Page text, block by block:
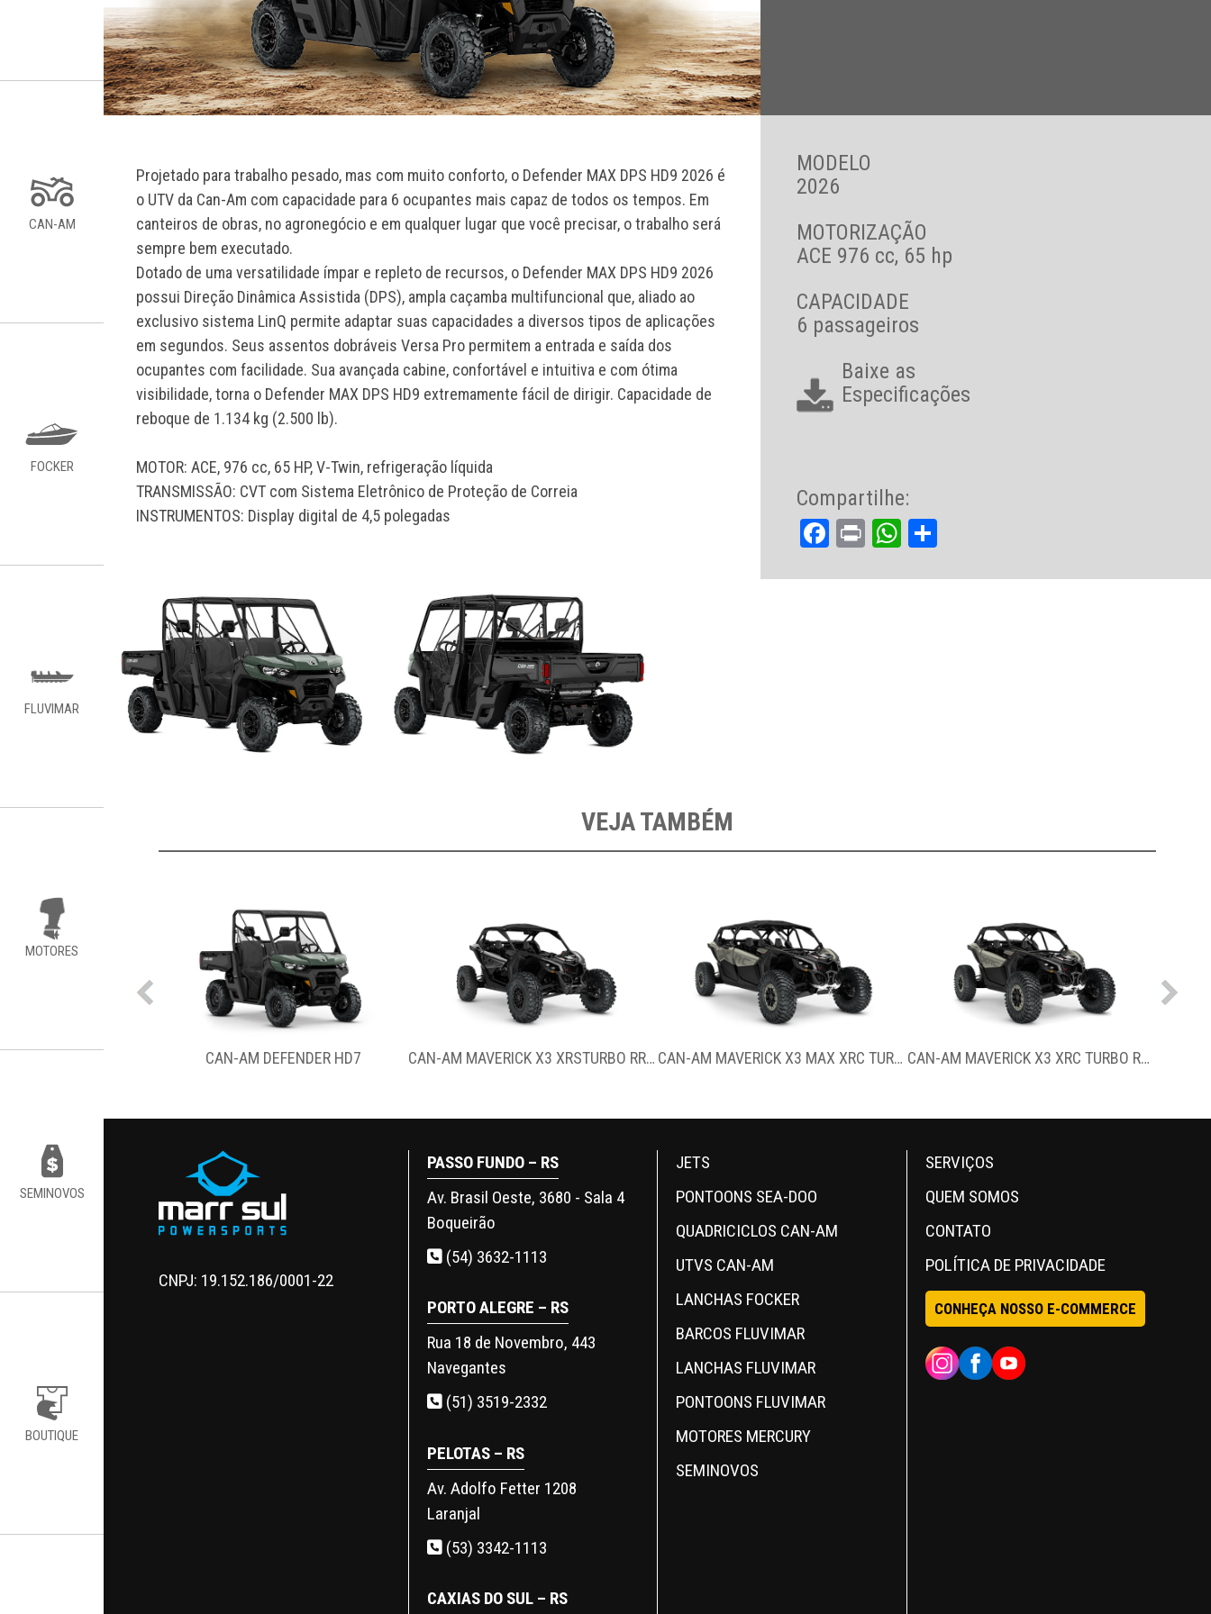
CAN-AM
FOCKER
FLUVIMAR
MOTORES
SEMINOVOS
BOUTIQUE
Projetado para trabalho pesado, mas com muito conforto, o Defender MAX DPS HD9 2026 é
o UTV da Can-Am com capacidade para 6 ocupantes mais capaz de todos os tempos. Em
canteiros de obras, no agronegócio e em qualquer lugar que você precisar, o trabalho será
sempre bem executado.
Dotado de uma versatilidade ímpar e repleto de recursos, o Defender MAX DPS HD9 2026
possui Direção Dinâmica Assistida (DPS), ampla caçamba multifuncional que, aliado ao
exclusivo sistema LinQ permite adaptar suas capacidades a diversos tipos de aplicações
em segundos. Seus assentos dobráveis Versa Pro permitem a entrada e saída dos
ocupantes com facilidade. Sua avançada cabine, confortável e intuitiva e com ótima
visibilidade, torna o Defender MAX DPS HD9 extremamente fácil de dirigir. Capacidade de
reboque de 1.134 kg (2.500 lb).
MOTOR: ACE, 976 cc, 65 HP, V-Twin, refrigeração líquida
TRANSMISSÃO: CVT com Sistema Eletrônico de Proteção de Correia
INSTRUMENTOS: Display digital de 4,5 polegadas
MODELO
2026
MOTORIZAÇÃO
ACE 976 cc, 65 hp
CAPACIDADE
6 passageiros
Baixe as
Especificações
Compartilhe:
Facebook
PrintWhatsApp
VEJA TAMBÉM
CAN-AM DEFENDER HD7 CAN-AM MAVERICK X3 XRSTURBO RR SMART-SHOX CAN-AM MAVERICK X3 MAX XRC TURBO RR CAN-AM MAVERICK X3 XRC TURBO RR 72”
CNPJ: 19.152.186/0001-22
PASSO FUNDO – RS
Av. Brasil Oeste, 3680 - Sala 4
Boqueirão
(54) 3632-1113
PORTO ALEGRE – RS
Rua 18 de Novembro, 443
Navegantes
(51) 3519-2332
PELOTAS – RS
Av. Adolfo Fetter 1208
Laranjal
(53) 3342-1113
CAXIAS DO SUL – RS
JETS
PONTOONS SEA-DOO
QUADRICICLOS CAN-AM
UTVS CAN-AM
LANCHAS FOCKER
BARCOS FLUVIMAR
LANCHAS FLUVIMAR
PONTOONS FLUVIMAR
MOTORES MERCURY
SEMINOVOS
SERVIÇOS
QUEM SOMOS
CONTATO
POLÍTICA DE PRIVACIDADE
CONHEÇA NOSSO E-COMMERCE
INSTAGRAM
FACEBOOK
YOUTUBE